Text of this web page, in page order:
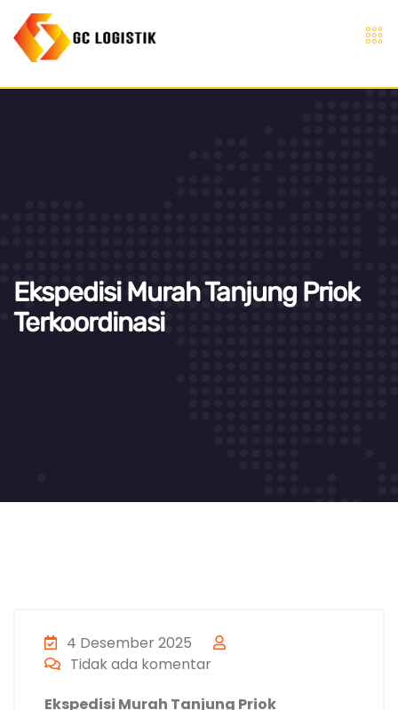
Ekspedisi Murah Tanjung Priok
Terkoordinasi
4 Desember 2025
Tidak ada komentar
Ekspedisi Murah Tanjung Priok